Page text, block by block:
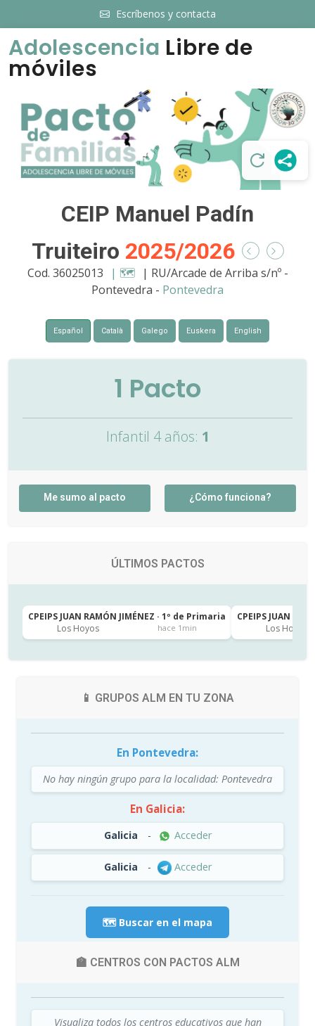
Escríbenos y contacta
Adolescencia Libre de
móviles
CEIP Manuel Padín
Truiteiro 2025/2026
Cod. 36025013 | 🗺️ | RU/Arcade de Arriba s/nº -
Pontevedra - Pontevedra
Español Català Galego Euskera English
1 Pacto
Infantil 4 años: 1
Me sumo al pacto ¿Cómo funciona?
ÚLTIMOS PACTOS
CPEIPS JUAN RAMÓN JIMÉNEZ · 1º de Primaria
Los Hoyos
hace 1min
CPEIPS JUAN
Los Hoyos
📱 GRUPOS ALM EN TU ZONA
En Pontevedra:
No hay ningún grupo para la localidad: Pontevedra
En Galicia:
Galicia - Acceder
Galicia - Acceder
🗺️ Buscar en el mapa
🏫 CENTROS CON PACTOS ALM
Visualiza todos los centros educativos que han